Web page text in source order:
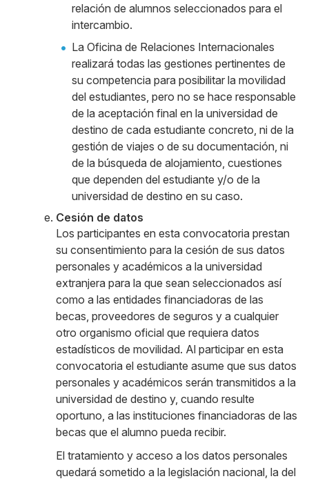
relación de alumnos seleccionados para el
intercambio.
La Oficina de Relaciones Internacionales
realizará todas las gestiones pertinentes de
su competencia para posibilitar la movilidad
del estudiantes, pero no se hace responsable
de la aceptación final en la universidad de
destino de cada estudiante concreto, ni de la
gestión de viajes o de su documentación, ni
de la búsqueda de alojamiento, cuestiones
que dependen del estudiante y/o de la
universidad de destino en su caso.
Cesión de datos
Los participantes en esta convocatoria prestan
su consentimiento para la cesión de sus datos
personales y académicos a la universidad
extranjera para la que sean seleccionados así
como a las entidades financiadoras de las
becas, proveedores de seguros y a cualquier
otro organismo oficial que requiera datos
estadísticos de movilidad. Al participar en esta
convocatoria el estudiante asume que sus datos
personales y académicos serán transmitidos a la
universidad de destino y, cuando resulte
oportuno, a las instituciones financiadoras de las
becas que el alumno pueda recibir.
El tratamiento y acceso a los datos personales
quedará sometido a la legislación nacional, la del